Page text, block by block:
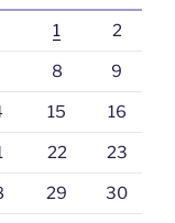
1 2
8 9
15 16
22 23
29 30